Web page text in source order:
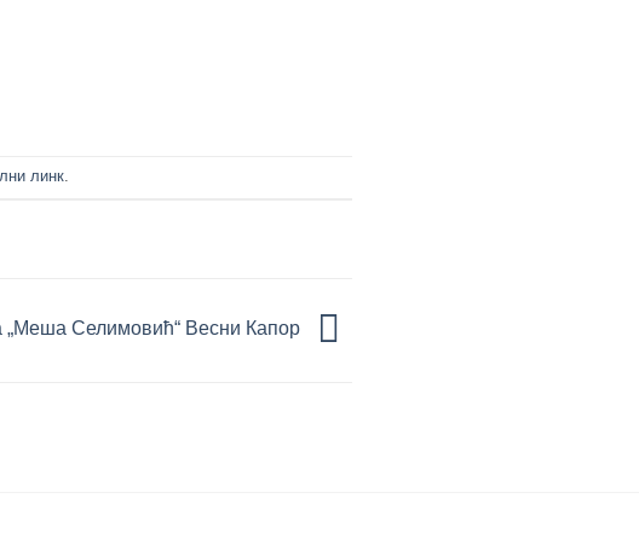
линк.
„Меша Селимовић“ Весни Капор